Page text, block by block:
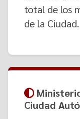
total de los
de la Ciudad.
Ciudad